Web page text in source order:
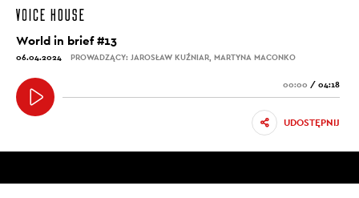
World in brief #13
06.04.2024 PROWADZĄCY: JAROSŁAW KUŹNIAR, MARTYNA MACONKO
00:00 / 04:18
UDOSTĘPNIJ